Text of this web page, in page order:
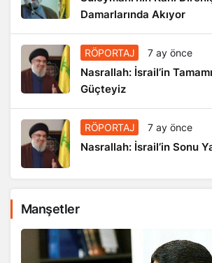
Damarlarında Akıyor
RÖPORTAJ 7 ay önce
Nasrallah: İsrail’in
Güçteyiz
RÖPORTAJ 7 ay önce
Nasrallah: İsrail’in Sonu
Manşetler